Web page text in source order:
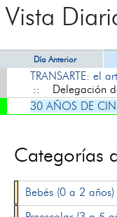
Vista
Día Anterior
TRANSARTE: el
:: Delegación
30 AÑOS DE
Categorías
Bebés (0 a 2 años)